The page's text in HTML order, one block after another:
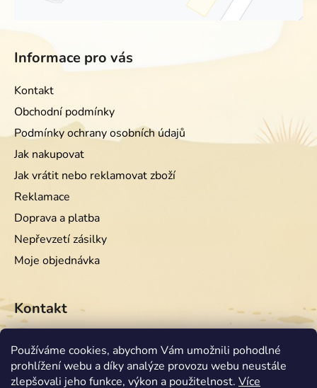
Používáme cookies, abychom Vám umožnili pohodlné
prohlížení webu a díky analýze provozu webu neustále
zlepšovali jeho funkce, výkon a použitelnost. Více
Informace pro vás
Kontakt
Obchodní podmínky
Podmínky ochrany osobních údajů
Jak nakupovat
Jak vrátit nebo reklamovat zboží
Reklamace
Doprava a platba
Nepřevzetí zásilky
Moje objednávka
Kontakt
info @equiwest.cz
+420724001554